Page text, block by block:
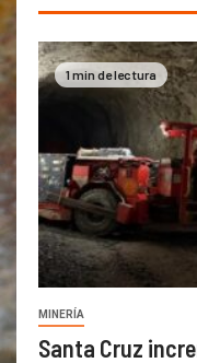
1 min de lectura
MINERÍA
Santa Cruz